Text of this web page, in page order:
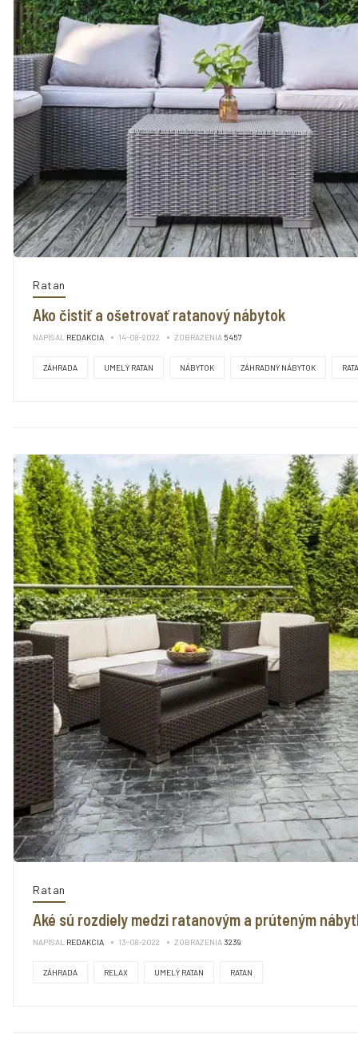
Ratan
Ako čistiť a ošetrovať ratanový nábytok
NAPÍSAL REDAKCIA 14-08-2022 ZOBRAZENIA 5457
ZÁHRADA UMELÝ RATAN NÁBYTOK ZÁHRADNÝ NÁBYTOK
Ratan
Aké sú rozdiely medzi ratanovým a prúteným
NAPÍSAL REDAKCIA 13-08-2022 ZOBRAZENIA3239
ZÁHRADA RELAX UMELÝ RATAN RATAN